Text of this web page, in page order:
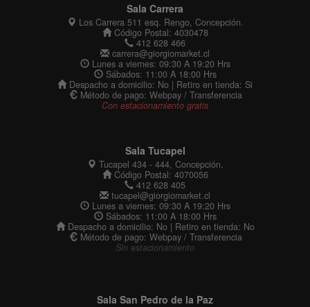
Sala Carrera
Los Carrera 511 esq. Rengo, Concepción.
Código Postal: 4030478
412 628 466
carrera@giorgiomarket.cl
Lunes a viernes: 09:30 A 19:20 Hrs
Sábados: 11:00 A 18:00 Hrs
Despacho a domicilio: No | Retiro en tienda: Si
Método de pago: Webpay / Transferencia
Con estacionamiento gratis
Sala Tucapel
Tucapel 434 - 444, Concepción.
Código Postal: 4070056
412 628 405
tucapel@giorgiomarket.cl
Lunes a viernes: 09:30 A 19:20 Hrs
Sábados: 11:00 A 18:00 Hrs
Despacho a domicilio: No | Retiro en tienda: No
Método de pago: Webpay / Transferencia
Sin estacionamiento
Sala San Pedro de la Paz